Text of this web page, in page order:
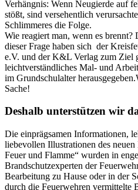
Verhängnis: Wenn Neugierde auf
stößt, sind versehentlich
Schlimmeres die Folge.
Wie reagiert man, wenn es
dieser Frage haben sich der
e.V. und der K&L Verlag zum Ziel
leichtverständliches Mal- und
im Grundschulalter herausgegeben.
Sache!
Deshalb unterstützen wir
Die einprägsamen Informationen,
liebevollen Illustrationen des
Feuer und Flamme“ wurden in
Brandschutzexperten der
Bearbeitung zu Hause oder in der
durch die Feuerwehren vermittelte